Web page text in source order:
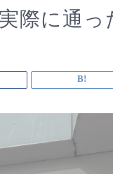
際に通っ